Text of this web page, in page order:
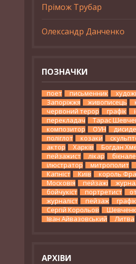
Прімож Трубар
Олександр Данченко
ПОЗНАЧКИ
поет письменник
Запоріжжя
живописець
червоний терор
графік
перекладач
Тарас
композитор
ОУН
поліглот
козаки
актор
Харків
Богдан
пейзажист
лікар
бієнале
ілюстратор
митрополит
Капніст
Київ
король
Московія
пейзажі
бойчукіст
портретист
журналіст
пейзаж
Сергій Корольов
Іван Айвазовський
Литва
АРХІВИ